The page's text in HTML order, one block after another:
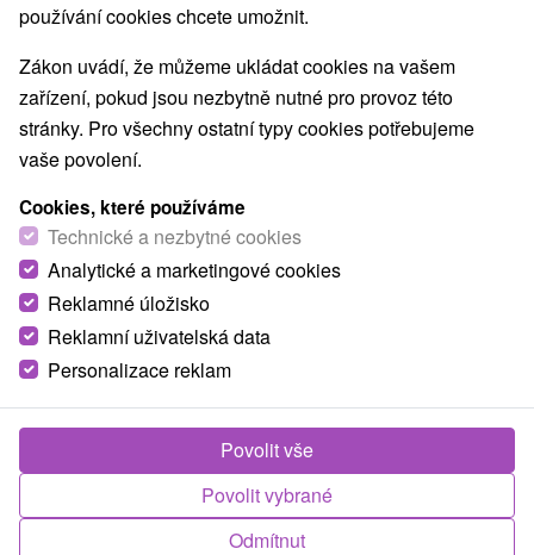
používání cookies chcete umožnit.
Zákon uvádí, že můžeme ukládat cookies na vašem
zařízení, pokud jsou nezbytně nutné pro provoz této
stránky. Pro všechny ostatní typy cookies potřebujeme
vaše povolení.
Cookies, které používáme
Technické a nezbytné cookies
Analytické a marketingové cookies
Reklamné úložisko
Reklamní uživatelská data
Personalizace reklam
Odmítnut
Povolit vybrané
Povolit vše